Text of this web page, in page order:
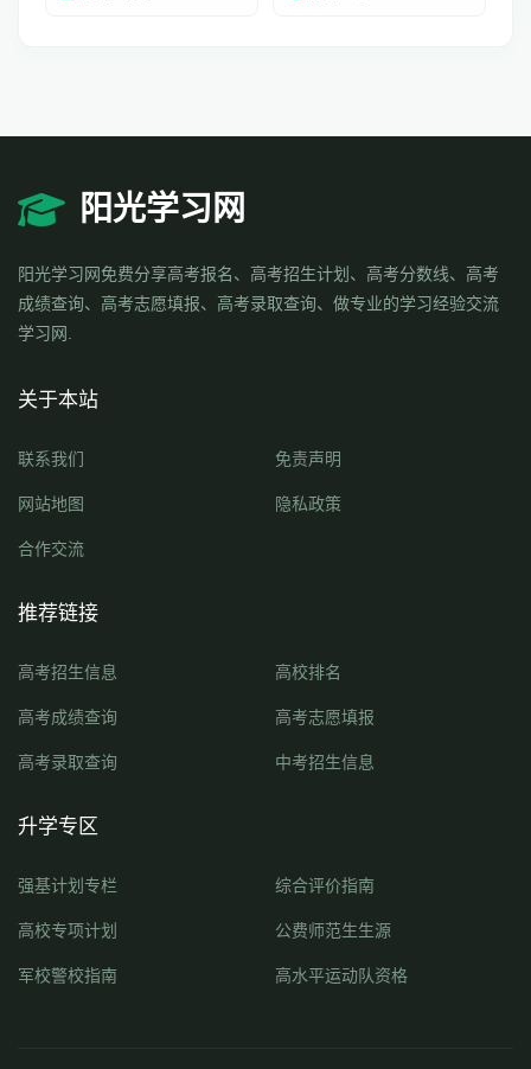
阳光学习网
阳光学习网免费分享高考报名、高考招生计划、高考分数线、高考
成绩查询、高考志愿填报、高考录取查询、做专业的学习经验交流
学习网.
关于本站
联系我们 免责声明
网站地图 隐私政策
合作交流
推荐链接
高考招生信息 高校排名
高考成绩查询 高考志愿填报
高考录取查询 中考招生信息
升学专区
强基计划专栏 综合评价指南
高校专项计划 公费师范生生源
军校警校指南 高水平运动队资格